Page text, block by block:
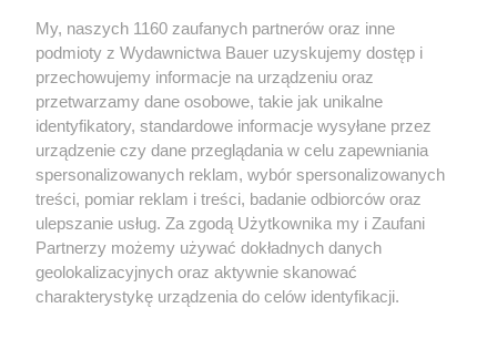
My, naszych 1160 zaufanych partnerów oraz inne
podmioty z Wydawnictwa Bauer uzyskujemy dostęp i
przechowujemy informacje na urządzeniu oraz
przetwarzamy dane osobowe, takie jak unikalne
identyfikatory, standardowe informacje wysyłane przez
urządzenie czy dane przeglądania w celu zapewniania
spersonalizowanych reklam, wybór spersonalizowanych
treści, pomiar reklam i treści, badanie odbiorców oraz
ulepszanie usług. Za zgodą Użytkownika my i Zaufani
Partnerzy możemy używać dokładnych danych
geolokalizacyjnych oraz aktywnie skanować
charakterystykę urządzenia do celów identyfikacji.